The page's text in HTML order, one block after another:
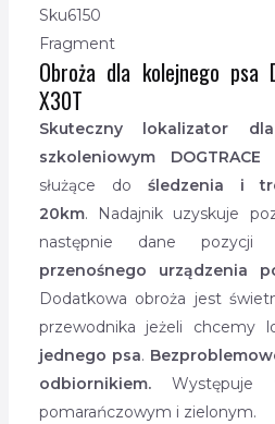
Sku6150
Fragment
Obroża dla kolejnego psa
X30T
Skuteczny lokalizator
szkoleniowym
służące do śledzenia i
20km. Nadajnik uzyskuje
następnie dane pozycji
przenośnego urządzenia
Dodatkowa obroża jest
przewodnika jeżeli chcemy
jednego psa.
odbiornikiem.Występuje
pomarańczowym i zielonym.